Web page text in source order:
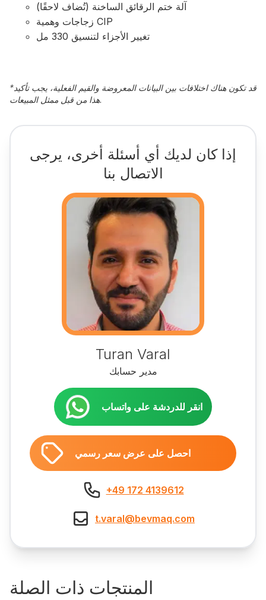
آلة ختم الرقائق الساخنة (تُضاف لاحقًا)
زجاجات وهمية CIP
تغيير الأجزاء لتنسيق 330 مل
*قد تكون هناك اختلافات بين البيانات المعروضة والقيم الفعلية، يجب تأكيد
هذا من قبل ممثل المبيعات.
إذا كان لديك أي أسئلة أخرى، يرجى
الاتصال بنا
Turan Varal
مدير حسابك
انقر للدردشة على واتساب
احصل على عرض سعر رسمي
+49 172 4139612
t.varal@bevmaq.com
المنتجات ذات الصلة